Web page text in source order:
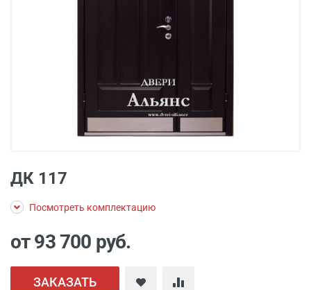
ДК 117
Посмотреть комплектацию
от 93 700 руб.
ЗАКАЗАТЬ